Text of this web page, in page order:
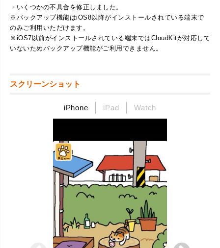
・いくつかの不具合を修正しました。
※バックアップ機能はiOS8以降がインストールされている端末で
のみご利用いただけます。
※iOS7以前がインストールされている端末ではCloudKitが対応して
いないためバックアップ機能がご利用できません。
スクリーンショット
iPhone iPad Watch